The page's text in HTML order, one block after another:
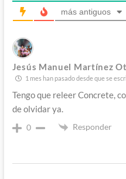
más antiguos
Jesús Manuel Martínez
1 mes han pasado desde que se
Tengo que releer Concrete,
de olvidar ya.
0 Responder